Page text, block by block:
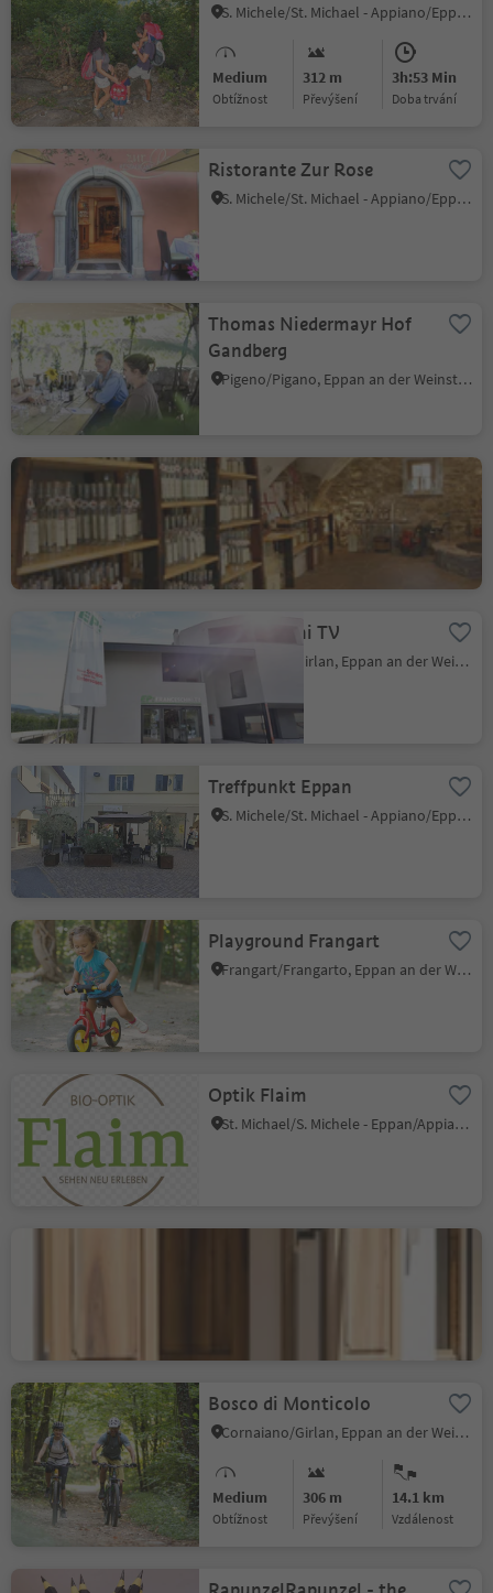
S. Michele/St. Michael - Appiano/Eppan, Eppan an der Weinstaße/Appiano sulla Strada del Vino, Alto Adige Wine Road
Medium
Obtížnost
312 m
Převýšení
3h:53 Min
doba trvání
Ristorante Zur Rose
S. Michele/St. Michael - Appiano/Eppan, Eppan an der Weinstaße/Appiano sulla Strada del Vino, Alto Adige Wine Road
Thomas Niedermayr Hof
Gandberg
Pigeno/Pigano, Eppan an der Weinstaße/Appiano sulla Strada del Vino, Alto Adige Wine Road
Fischerhof Mauracher
Franceschini TV
Cornaiano/Girlan, Eppan an der Weinstaße/Appiano sulla Strada del Vino, Alto Adige Wine Road
Treffpunkt Eppan
S. Michele/St. Michael - Appiano/Eppan, Eppan an der Weinstaße/Appiano sulla Strada del Vino, Alto Adige Wine Road
Playground Frangart
Frangart/Frangarto, Eppan an der Weinstaße/Appiano sulla Strada del Vino, Alto Adige Wine Road
Optik Flaim
St. Michael/S. Michele - Eppan/Appiano, Eppan an der Weinstaße/Appiano sulla Strada del Vino, Alto Adige Wine Road
Bosco di Monticolo
Cornaiano/Girlan, Eppan an der Weinstaße/Appiano sulla Strada del Vino, Alto Adige Wine Road
Medium
Obtížnost
306 m
Převýšení
14.1 km
vzdálenost